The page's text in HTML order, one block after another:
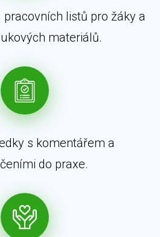
listů pro žáky a
materiálů.
s komentářem a
do praxe.